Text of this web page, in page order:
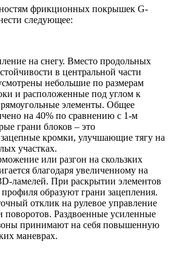
фрикционных покрышек G-
следующее:
на снегу. Вместо продольных
в центральной части
небольшие по размерам
и расположенные под углом к
элементы. Общее
на 40% по сравнению с 1-м
грани блоков – это
кромки, улучшающие тягу на
участках.
или разгон на скользких
благодаря увеличенному на
ламелей. При раскрытии элементов
образуют грани зацепления.
отклик на рулевое управление
поворотов. Раздвоенные усиленные
принимают на себя повышенную
маневрах.